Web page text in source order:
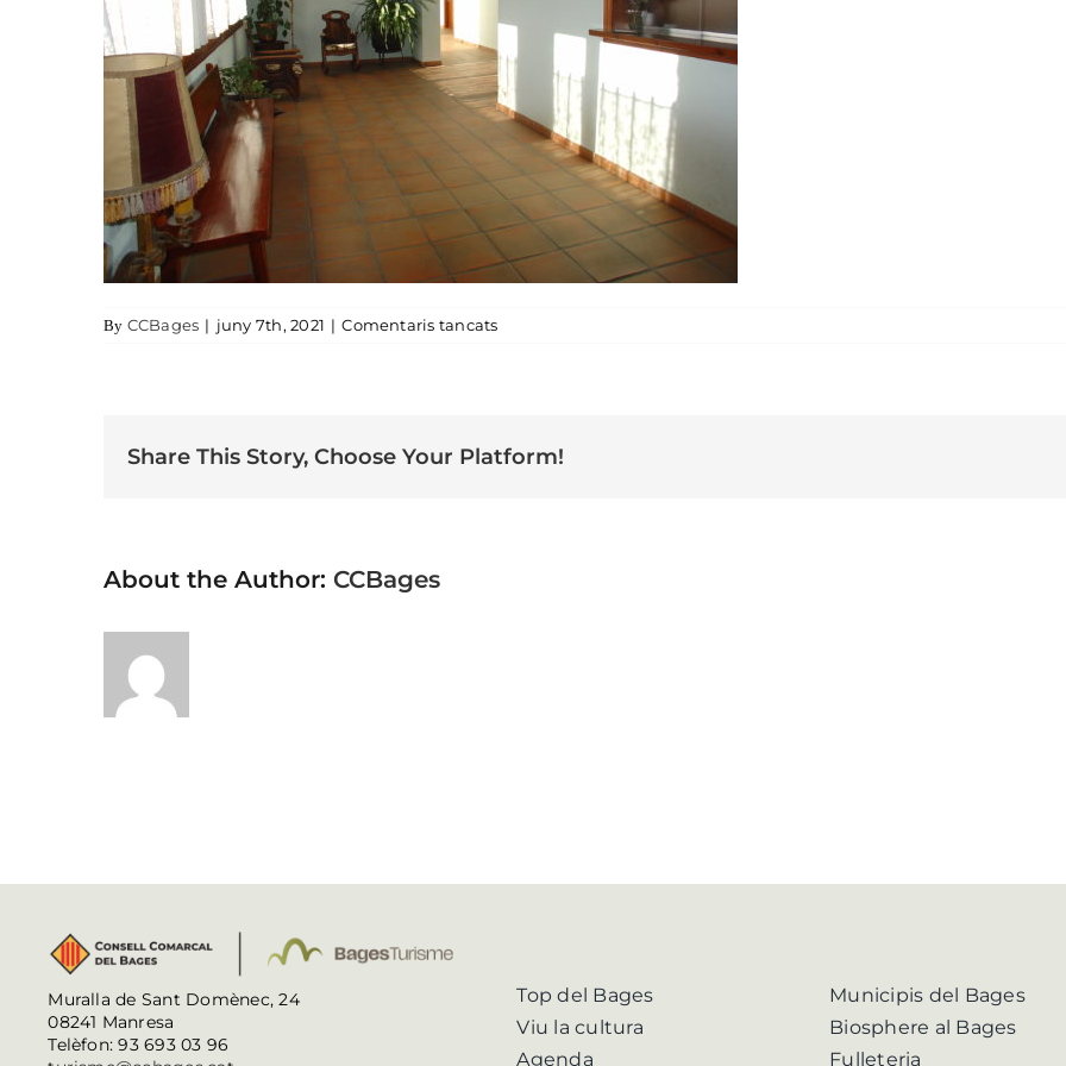
By CCBages | juny 7th, 2021 | Comentaris tancatsa recibidor hotel mas de la sala 6
Share This Story, Choose Your Platform!
About the Author: CCBages
Muralla de Sant Domènec, 24
08241 Manresa
Telèfon: 93 693 03 96
Top del Bages
Viu la cultura
Agenda
Municipis del Bages
Biosphere al Bages
Fulleteria